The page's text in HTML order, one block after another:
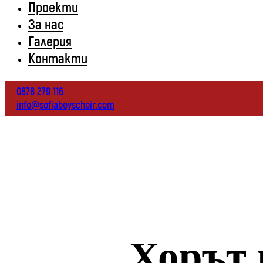
Проекти
За нас
Галерия
Контакти
0878 279 116
info@sofiaboyschoir.com